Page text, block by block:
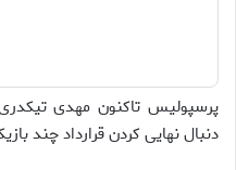
پرسپولیس تاکنون مهدی
دنبال نهایی کردن قرارداد چند